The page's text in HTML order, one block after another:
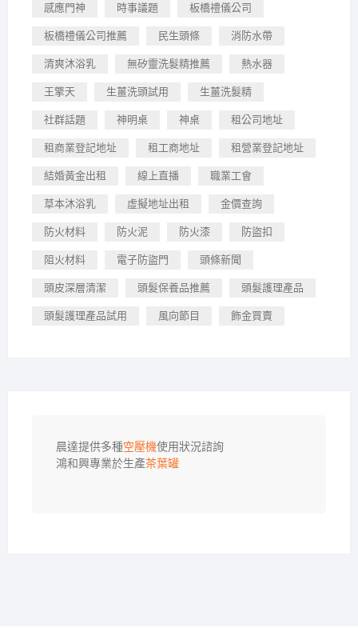
感應門神 時事議題 板橋禮儀公司
板橋禮儀公司推薦 民生頭條 消防水帶
清爽沐浴乳 無矽靈洗髮精推薦 熱水器
王擎天 生薑洗頭試用 生薑洗髮精
社群話題 神明桌 神桌 租公司地址
租商業登記地址 租工商地址 租營業登記地址
結婚黃金出租 線上直播 職業工會
草本沐浴乳 虛擬地址出租 金價查詢
防火材料 防火泥 防火漆 防盜扣
阻火材料 電子防盜門 頭條新聞
頭皮深層清潔 頭髮保養品推薦 頭髮護理產品
頭髮護理產品試用 風向節目 飾金買賣
晨達提供多種空壓機使用狀況諮詢
鴻和興專業於生產茶葉罐